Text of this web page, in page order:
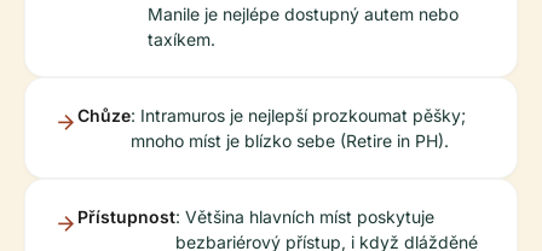
Manile je nejlépe dostupný autem nebo
taxíkem.
Chůze: Intramuros je nejlepší prozkoumat pěšky;
mnoho míst je blízko sebe (Retire in PH).
Přístupnost: Většina hlavních míst poskytuje
bezbariérový přístup, i když dlážděné